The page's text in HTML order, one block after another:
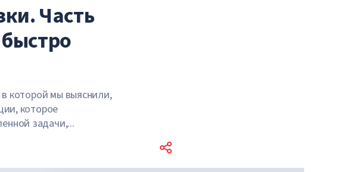
Часть
в которой мы выяснили,
которое
задачи,...